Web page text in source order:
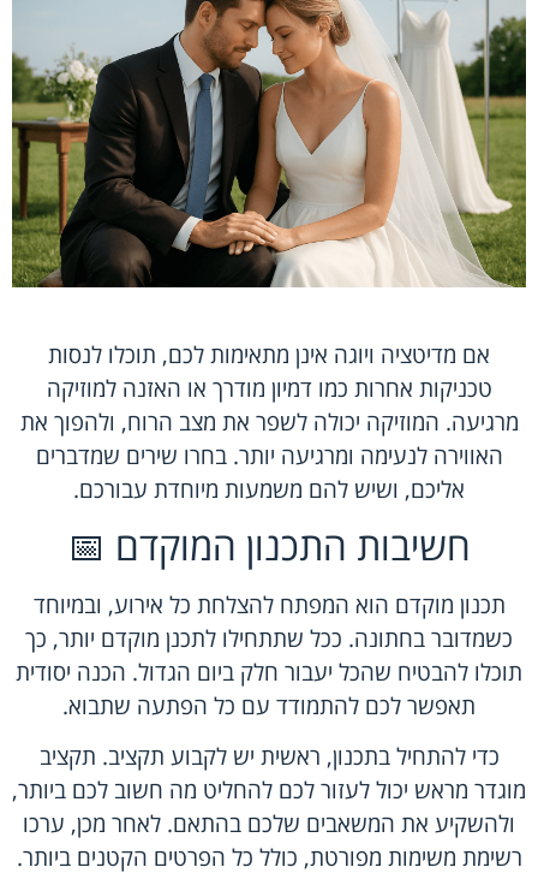
אם מדיטציה ויוגה אינן מתאימות לכם, תוכלו לנסות
טכניקות אחרות כמו דמיון מודרך או האזנה למוזיקה
מרגיעה. המוזיקה יכולה לשפר את מצב הרוח, ולהפוך את
האווירה לנעימה ומרגיעה יותר. בחרו שירים שמדברים
אליכם, ושיש להם משמעות מיוחדת עבורכם.
חשיבות התכנון המוקדם 📅
תכנון מוקדם הוא המפתח להצלחת כל אירוע, ובמיוחד
כשמדובר בחתונה. ככל שתתחילו לתכנן מוקדם יותר, כך
תוכלו להבטיח שהכל יעבור חלק ביום הגדול. הכנה יסודית
תאפשר לכם להתמודד עם כל הפתעה שתבוא.
כדי להתחיל בתכנון, ראשית יש לקבוע תקציב. תקציב
מוגדר מראש יכול לעזור לכם להחליט מה חשוב לכם ביותר,
ולהשקיע את המשאבים שלכם בהתאם. לאחר מכן, ערכו
רשימת משימות מפורטת, כולל כל הפרטים הקטנים ביותר.